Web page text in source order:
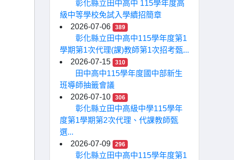
彰化縣立田中高中 115學年度高
級中等學校免試入學續招簡章
2026-07-06
389
彰化縣立田中高中115學年度第1
學期第1次代理(課)教師第1次招考甄...
2026-07-15
310
田中高中115學年度國中部新生
班導師抽籤會議
2026-07-10
306
彰化縣立田中高級中學115學年
度第1學期第2次代理、代課教師甄
選...
2026-07-09
296
彰化縣立田中高中115學年度第1